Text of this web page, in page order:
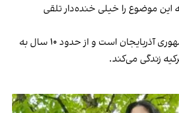
موضوع را خیلی خنده‌دار تلقی
آقای تقالو متولد جمهوری آذربایجان است و از حدود ۱۰ سال به
زندگی می‌کند.